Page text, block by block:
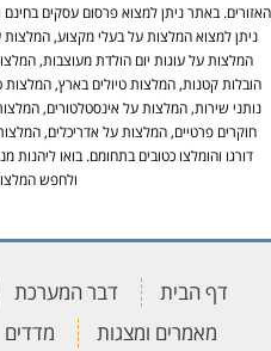
האזורים. באתר ניתן למצוא פרסום עסקים
ניתן למצוא המלצות על בעלי מקצוע,
המלצות על עוגות יום הולדת מעוצבות,
הובלות קטנות, המלצות טיולים בארץ,
נותני שירות, המלצות על אינסטלטורים,
חוקרים פרטיים, המלצות על אדריכלים,
דורגו והומלצו כטובים בתחומם. בואו
ולחפש
דף הבית דבר המערכת
מאמרים ומצגות
מדדים